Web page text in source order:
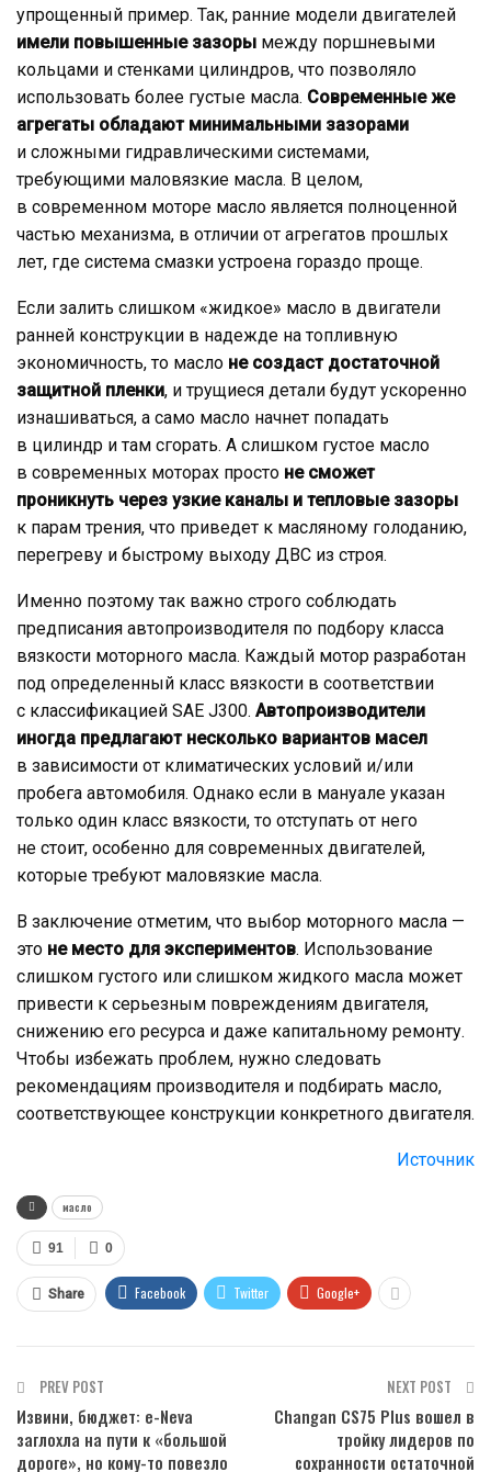
упрощенный пример. Так, ранние модели двигателей
имели повышенные зазоры между поршневыми
кольцами и стенками цилиндров, что позволяло
использовать более густые масла. Современные же
агрегаты обладают минимальными зазорами
и сложными гидравлическими системами,
требующими маловязкие масла. В целом,
в современном моторе масло является полноценной
частью механизма, в отличии от агрегатов прошлых
лет, где система смазки устроена гораздо проще.
Если залить слишком «жидкое» масло в двигатели
ранней конструкции в надежде на топливную
экономичность, то масло не создаст достаточной
защитной пленки, и трущиеся детали будут ускоренно
изнашиваться, а само масло начнет попадать
в цилиндр и там сгорать. А слишком густое масло
в современных моторах просто не сможет
проникнуть через узкие каналы и тепловые зазоры
к парам трения, что приведет к масляному голоданию,
перегреву и быстрому выходу ДВС из строя.
Именно поэтому так важно строго соблюдать
предписания автопроизводителя по подбору класса
вязкости моторного масла. Каждый мотор разработан
под определенный класс вязкости в соответствии
с классификацией SAE J300. Автопроизводители
иногда предлагают несколько вариантов масел
в зависимости от климатических условий и/или
пробега автомобиля. Однако если в мануале указан
только один класс вязкости, то отступать от него
не стоит, особенно для современных двигателей,
которые требуют маловязкие масла.
В заключение отметим, что выбор моторного масла —
это не место для экспериментов. Использование
слишком густого или слишком жидкого масла может
привести к серьезным повреждениям двигателя,
снижению его ресурса и даже капитальному ремонту.
Чтобы избежать проблем, нужно следовать
рекомендациям производителя и подбирать масло,
соответствующее конструкции конкретного двигателя.
Источник
масло
0
91
Share Facebook Twitter Google+
PREV POST
Извини, бюджет: е-Neva
заглохла на пути к «большой
дороге», но кому-то повезло
NEXT POST
Changan CS75 Plus вошел в
тройку лидеров по
сохранности остаточной